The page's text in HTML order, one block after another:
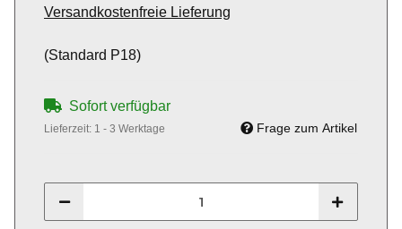
Versandkostenfreie Lieferung
(Standard P18)
Sofort verfügbar
Lieferzeit: 1 - 3 Werktage Frage zum Artikel